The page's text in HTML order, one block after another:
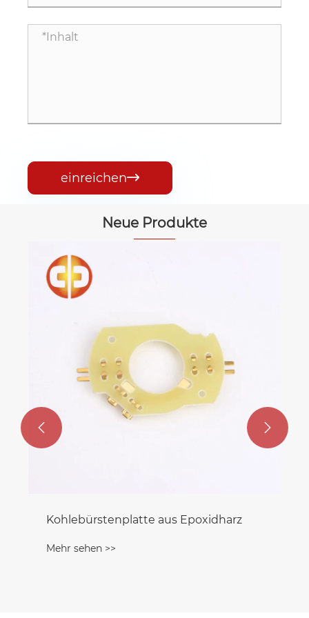
einreichen
Neue Produkte
Epoxidharz
 